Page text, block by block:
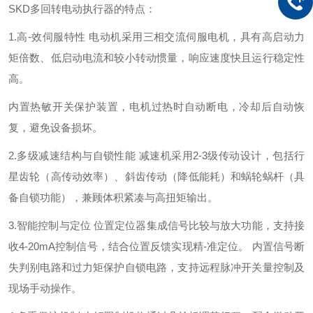
SKD多回转电动执行器的特点：
1.‌高-效伺服特性 ‌ 电动机采用三相交流伺服电机，具有高启动力
矩倍数、低启动电流和较小转动惯量，响应速度快且运行稳定性
高。
内置热敏开关保护装置，电机过热时自动断电，冷却后自动恢
复，避免设备损坏。
2.‌多级减速结构与自锁性能 ‌ 减速机采用2-3级传动设计，包括行
星齿轮（高传动效率）、斜齿传动（降低能耗）和蜗轮蜗杆（具
备自锁功能），兼顾体积紧凑与高扭矩输出。
3.‌智能控制与定位 ‌ 位置定位器集成信号比较与放大功能，支持接
收4-20mA控制信号，结合位置反馈实现精-准定位‌。 内置信号断
失判别电路和过力矩保护自锁电路，支持远程脉冲开关量控制及
现场手动操作。